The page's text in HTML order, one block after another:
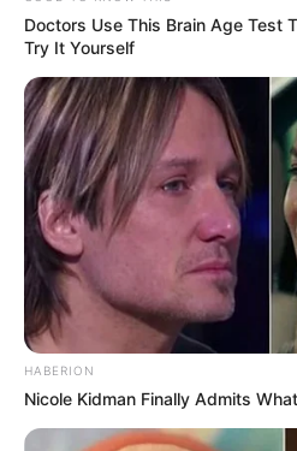
Doctors Use This Brain Age Test
Try It Yourself
HABERION
Nicole Kidman Finally Admits